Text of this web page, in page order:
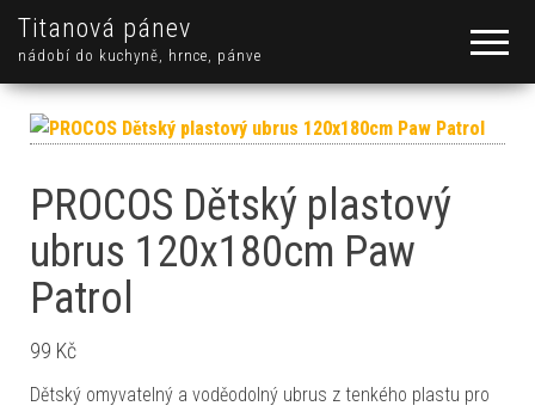
Titanová pánev
nádobí do kuchyně, hrnce, pánve
PROCOS Dětský plastový
ubrus 120x180cm Paw
Patrol
99 Kč
Dětský omyvatelný a voděodolný ubrus z tenkého plastu pro